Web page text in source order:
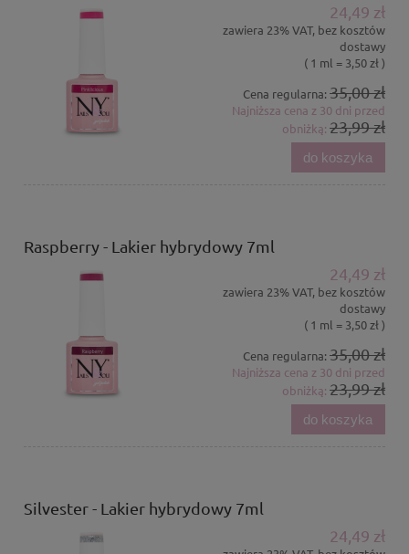
24,49 zł
zawiera 23% VAT, bez kosztów
dostawy
( 1 ml = 3,50 zł )
Cena regularna: 35,00 zł
Najniższa cena z 30 dni przed
obniżką: 23,99 zł
do koszyka
Raspberry - Lakier hybrydowy 7ml
24,49 zł
zawiera 23% VAT, bez kosztów
dostawy
( 1 ml = 3,50 zł )
Cena regularna: 35,00 zł
Najniższa cena z 30 dni przed
obniżką: 23,99 zł
do koszyka
Silvester - Lakier hybrydowy 7ml
24,49 zł